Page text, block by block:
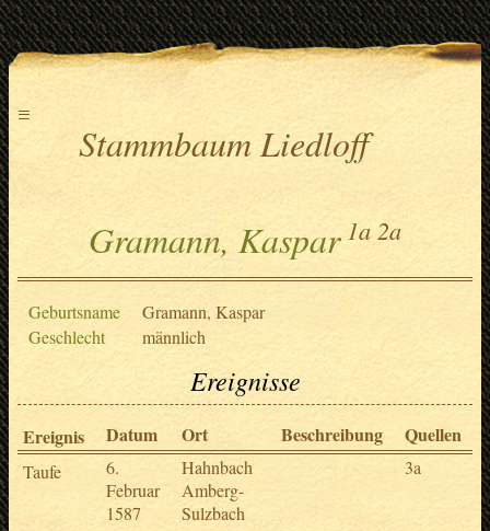
≡
Stammbaum Liedloff
Gramann, Kaspar 1a 2a
Geburtsname
Gramann, Kaspar
Geschlecht
männlich
Ereignisse
Ereignis Datum Ort Beschreibung Quellen
Taufe
6.
Februar
1587
Hahnbach
Amberg-
Sulzbach
3a